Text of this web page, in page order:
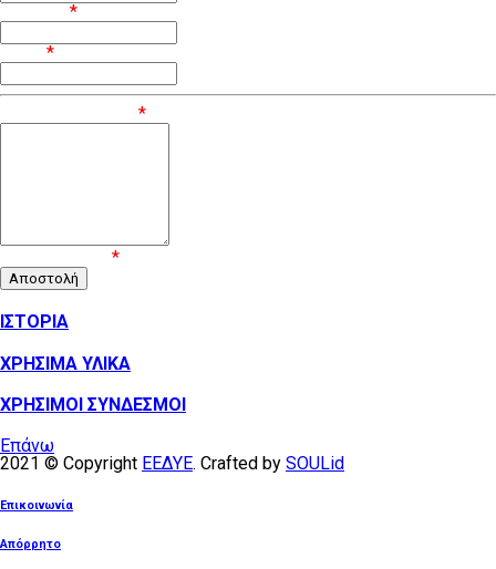
*
*
*
*
ΙΣΤΟΡΙΑ
ΧΡΗΣΙΜΑ ΥΛΙΚΑ
ΧΡΗΣΙΜΟΙ ΣΥΝΔΕΣΜΟΙ
Επάνω
2021 © Copyright ΕΕΔΥΕ. Crafted by SOULid
Επικοινωνία
Απόρρητο